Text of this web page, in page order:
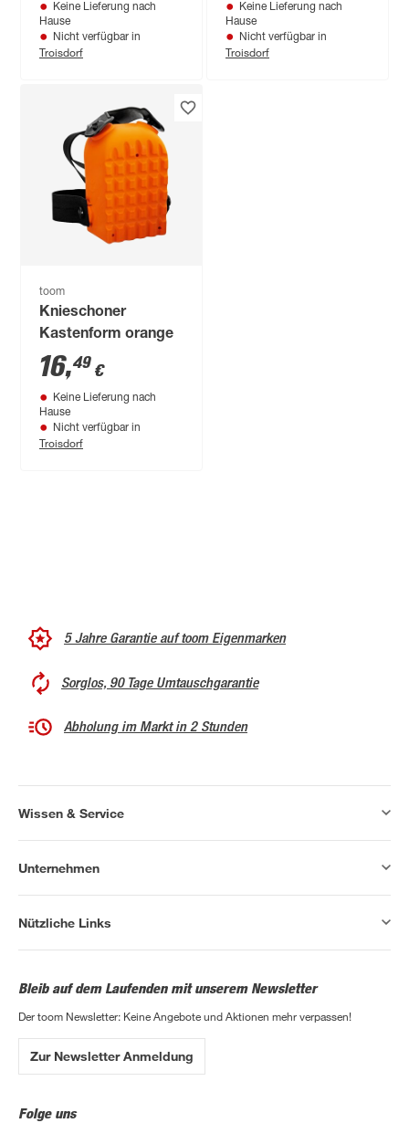
Keine Lieferung nach
Hause
Nicht verfügbar in
Troisdorf
Keine Lieferung nach
Hause
Nicht verfügbar in
Troisdorf
toom
Knieschoner
Kastenform orange
16,49 €
Keine Lieferung nach
Hause
Nicht verfügbar in
Troisdorf
5 Jahre Garantie auf toom Eigenmarken
Sorglos, 90 Tage Umtauschgarantie
Abholung im Markt in 2 Stunden
Wissen & Service
Unternehmen
Nützliche Links
Bleib auf dem Laufenden mit unserem Newsletter
Der toom Newsletter: Keine Angebote und Aktionen mehr verpassen!
Zur Newsletter Anmeldung
Folge uns